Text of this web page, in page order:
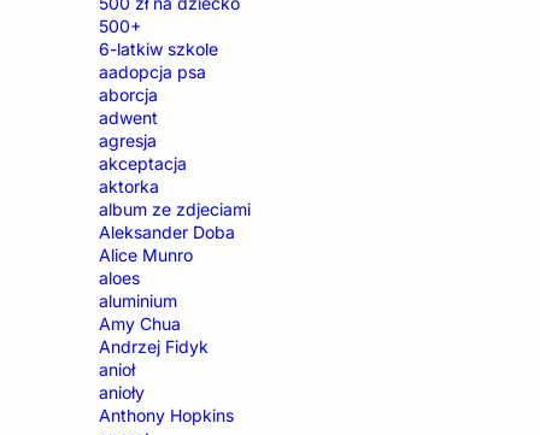
500+
6-latkiw szkole
aadopcja psa
aborcja
adwent
agresja
akceptacja
aktorka
album ze zdjeciami
Aleksander Doba
Alice Munro
aloes
aluminium
Amy Chua
Andrzej Fidyk
anioł
anioły
Anthony Hopkins